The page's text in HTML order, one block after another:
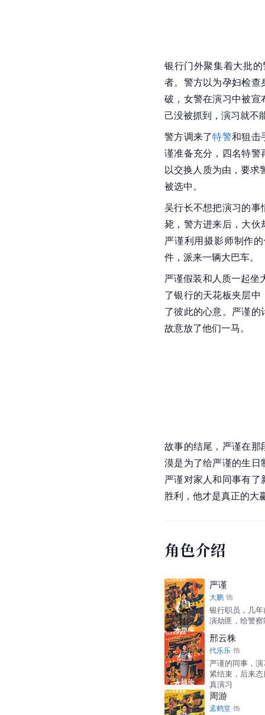
银行门外聚集着大批
者。警方以为孕妇检查
破，女警在演习中被宣
己没被抓到，演习就不
警方调来了特警和狙击
谨准备充分，四名特警
以交换人质为由，要求
被选中。
吴行长不想把演习的事
毙，警方进来后，大伙
严谨利用摄影师制作
件，派来一辆大巴车。
严谨假装和人质一起坐
了银行的天花板夹层
了彼此的心意。严谨
故意放了他们一马。
故事的结尾，严谨在那
漠是为了给严谨的生日
严谨对家人和同事有
胜利，他才是真正的大
角色介绍
严谨
大鹏 饰
银行职员，几
演劫匪，给警
邢云株
代乐乐 饰
严谨的同事，
紧结束，后来
真演习
周游
孟鹤堂 饰